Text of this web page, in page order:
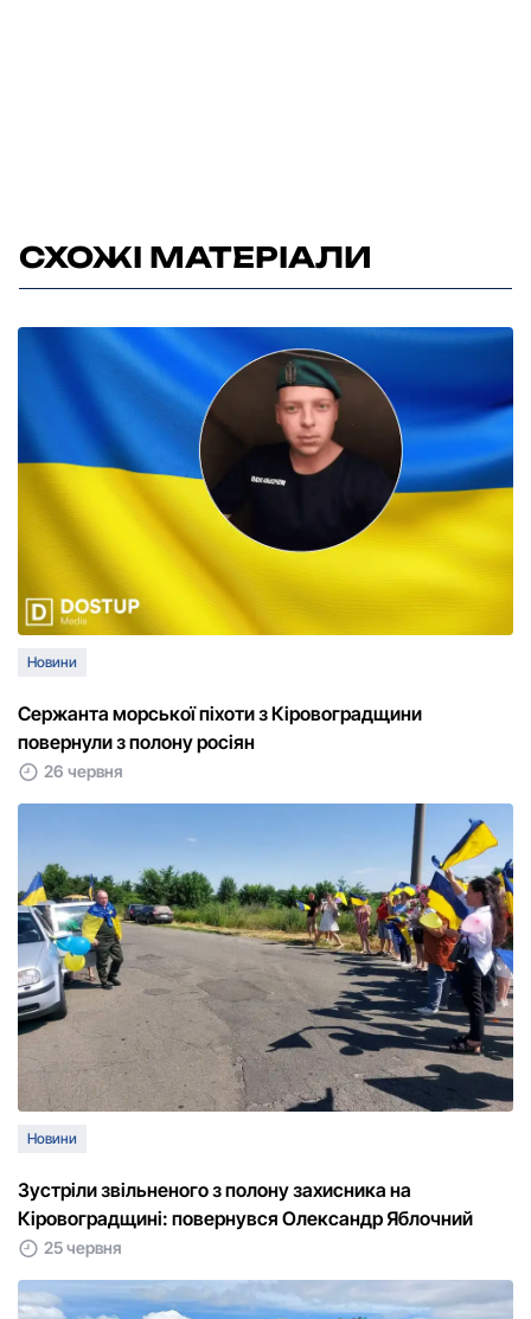
СХОЖІ МАТЕРІАЛИ
Новини
Сержанта морської піхоти з Кіровоградщини
повернули з полону росіян
26 червня
Новини
Зустріли звільненого з полону захисника на
Кіровоградщині: повернувся Олександр Яблочний
25 червня